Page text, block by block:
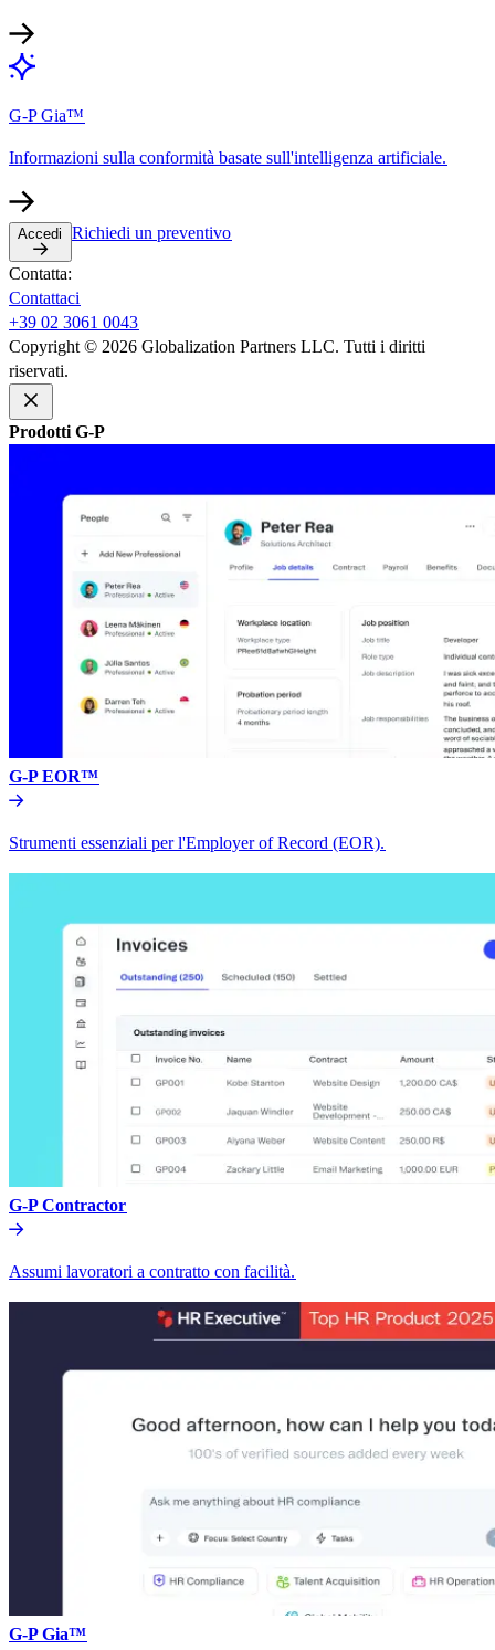
G-P Gia™​​
Informazioni sulla conformità basate sull'intelligenza artificiale.​​
Accedi​​ Richiedi un preventivo​​
Contatta:​​
Contattaci​​
+39 02 3061 0043​​
Copyright © 2026 Globalization Partners LLC. Tutti i diritti
riservati.​​
Prodotti G-P​​
G-P EOR™​​
Strumenti essenziali per l'Employer of Record (EOR).​​
G-P Contractor​​
Assumi lavoratori a contratto con facilità.​​
G-P Gia™​​